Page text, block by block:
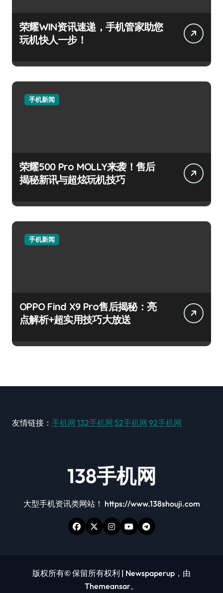
荣耀WIN资讯速递，手机管家助您
玩机快人一步！
手机新闻
荣耀500 Pro MOLLY来袭！售后
揭秘新讯与超炫玩机技巧
手机新闻
OPPO Find X9 Pro售后揭秘：亮
点解析+超实用技巧大放送
友情链接： 手机网 132手机网 52手机网 92手机网
138手机网
大型手机资讯类网站！ https://www.138shouji.com
版权所有© 保留所有权利 | Newspaperup ，由
Themeansar。